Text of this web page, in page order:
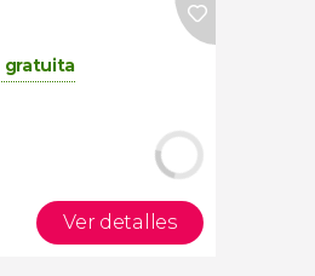
gratuita
Ver detalles